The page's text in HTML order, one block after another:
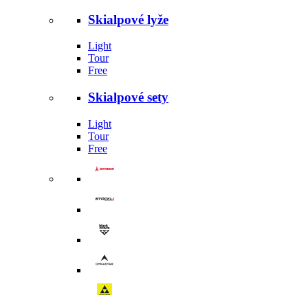
Skialpové lyže
Light
Tour
Free
Skialpové sety
Light
Tour
Free